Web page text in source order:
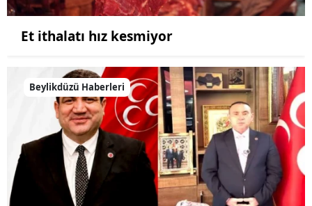
Et ithalatı hız kesmiyor
Beylikdüzü Haberleri